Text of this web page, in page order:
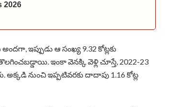
2026
ఇప్పుడు ఆ సంఖ్య 9.32 కోట్లకు
ఇంకా వెనక్కి వెళ్లి చూస్తే, 2022-23
నుంచి ఇప్పటివరకు దాదాపు 1.16 కోట్ల